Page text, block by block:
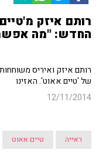
רותם איזק
החדש: "מה
רותם איזק ואיריס
של 'טיים אאוט'. האזינו
12/11/2014
ראייה טיים אאוט